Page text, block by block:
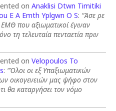
on Anaklisi Dtwn Timitiki
E A Emth Yplgwn O S: “Άσε ρε
που αξιωματικοί έγιναν
τη τελευταία πενταετία πριν
on Velopoulos To
: “Όλοι οι εξ Υπαξιωματικών
οικογενειών μας ψήφο στον
θα καταργήσει τον νόμο